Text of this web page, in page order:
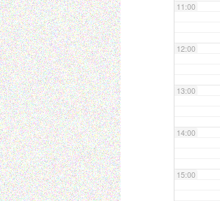
11:00
12:00
13:00
14:00
15:00